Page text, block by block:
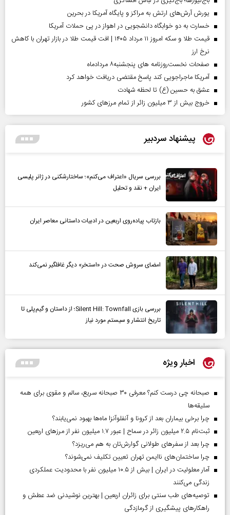
یورش آرش‌های ارتش به مراکز و پایگاه‌ آمریکا در بحرین
خسارت به دو خوابگاه دانشجویی در اهواز در پی حملات آمریکا
قیمت طلا و سکه امروز ۱۱ مرداد ۱۴۰۵ | افت قیمت طلا در بازار تهران با کاهش
نرخ ارز
صفحات نخست‌روزنامه ها‌ی پنجشنبه‌۸ مردادماه
آمریکا ماجراجویی کند پاسخ مقتضی دریافت خواهد کرد
عشق به حسین (ع) تا لحظه شهادت
خروج بیش از ۳ میلیون زائر از تمام مرز‌های کشور
پیشنهاد سردبیر
بررسی سریال «اعتراف می‌کنم»؛ ساختارشکنی در ژانر پلیسی
ایران + نقد و تحلیل
بازتاب پیاده‌روی اربعین در ادبیات داستانی معاصر ایران
امضای سروش صحت در «استخر» دیگر غافلگیر نمی‌کند
بررسی بازی Silent Hill: Townfall؛ از داستان و گیم‌پلی تا
تاریخ انتشار و سیستم مورد نیاز
اخبار ویژه
صبحانه چی درست کنم؟ معرفی ۳۰ صبحانه سریع، سالم و مقوی برای همه
سلیقه‌ها
چرا برخی بیماران بعد از کرونا و آنفلوآنزا ماه‌ها بهبود نمی‌یابند؟
ثبت‌نام ۲.۵ میلیون زائر در سماح | عبور ۱.۷ میلیون نفر از مرز‌های اربعین
چرا بعد از سفرهای طولانی گوارش‌تان به هم می‌ریزد؟
چرا ساختمان‌های ناایمن تهران تعیین تکلیف نمی‌شوند؟
آمار معلولیت در ایران | بیش از ۱۰.۵ میلیون نفر با محدودیت عملکردی
زندگی می‌کنند
توصیه‌های طب سنتی برای زائران اربعین | بهترین نوشیدنی ضد عطش و
راهکارهای پیشگیری از گرمازدگی